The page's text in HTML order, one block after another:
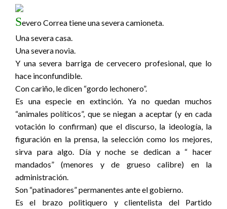
Severo Correa tiene una severa camioneta.
Una severa casa.
Una severa novia.
Y una severa barriga de cervecero profesional, que lo
hace inconfundible.
Con cariño, le dicen “gordo lechonero”.
Es una especie en extinción. Ya no quedan muchos
“animales políticos”, que se niegan a aceptar (y en cada
votación lo confirman) que el discurso, la ideología, la
figuración en la prensa, la selección como los mejores,
sirva para algo. Día y noche se dedican a “ hacer
mandados” (menores y de grueso calibre) en la
administración.
Son “patinadores” permanentes ante el gobierno.
Es el brazo politiquero y clientelista del Partido